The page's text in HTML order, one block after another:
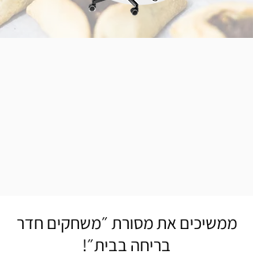
ממשיכים את מסורת ״משחקים חדר
בריחה בבית״!